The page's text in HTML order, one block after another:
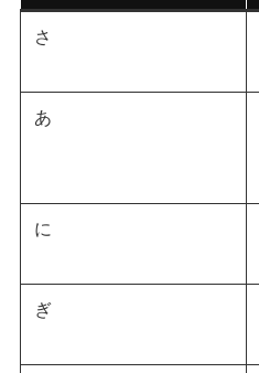
さ
あ
に
ぎ